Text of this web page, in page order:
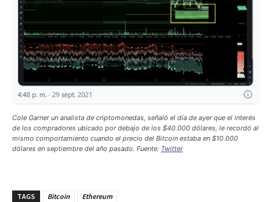
Cole Garner un analista de criptomonedas, señaló el día de ayer que el interés
de los compradores ubicado por debajo de los $40.000 dólares, le recordó al
mismo comportamiento cuando el precio del Bitcoin estaba en $10.000
dólares en septiembre del año pasado. Fuente: Twitter
TAGS Bitcoin Ethereum